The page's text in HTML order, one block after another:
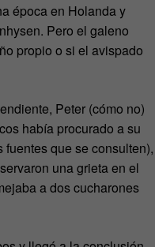
época en Holanda y
Pero el galeno
propio o si el avispado
Peter (cómo no)
había procurado a su
que se consulten),
una grieta en el
a dos cucharones